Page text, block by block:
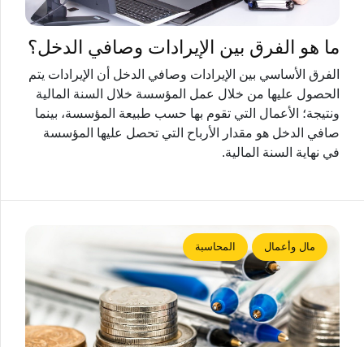
ما هو الفرق بين الإيرادات وصافي الدخل؟
الفرق الأساسي بين الإيرادات وصافي الدخل أن الإيرادات يتم
الحصول عليها من خلال عمل المؤسسة خلال السنة المالية
ونتيجة؛ الأعمال التي تقوم بها حسب طبيعة المؤسسة، بينما
صافي الدخل هو مقدار الأرباح التي تحصل عليها المؤسسة
في نهاية السنة المالية.
مال وأعمال المحاسبة